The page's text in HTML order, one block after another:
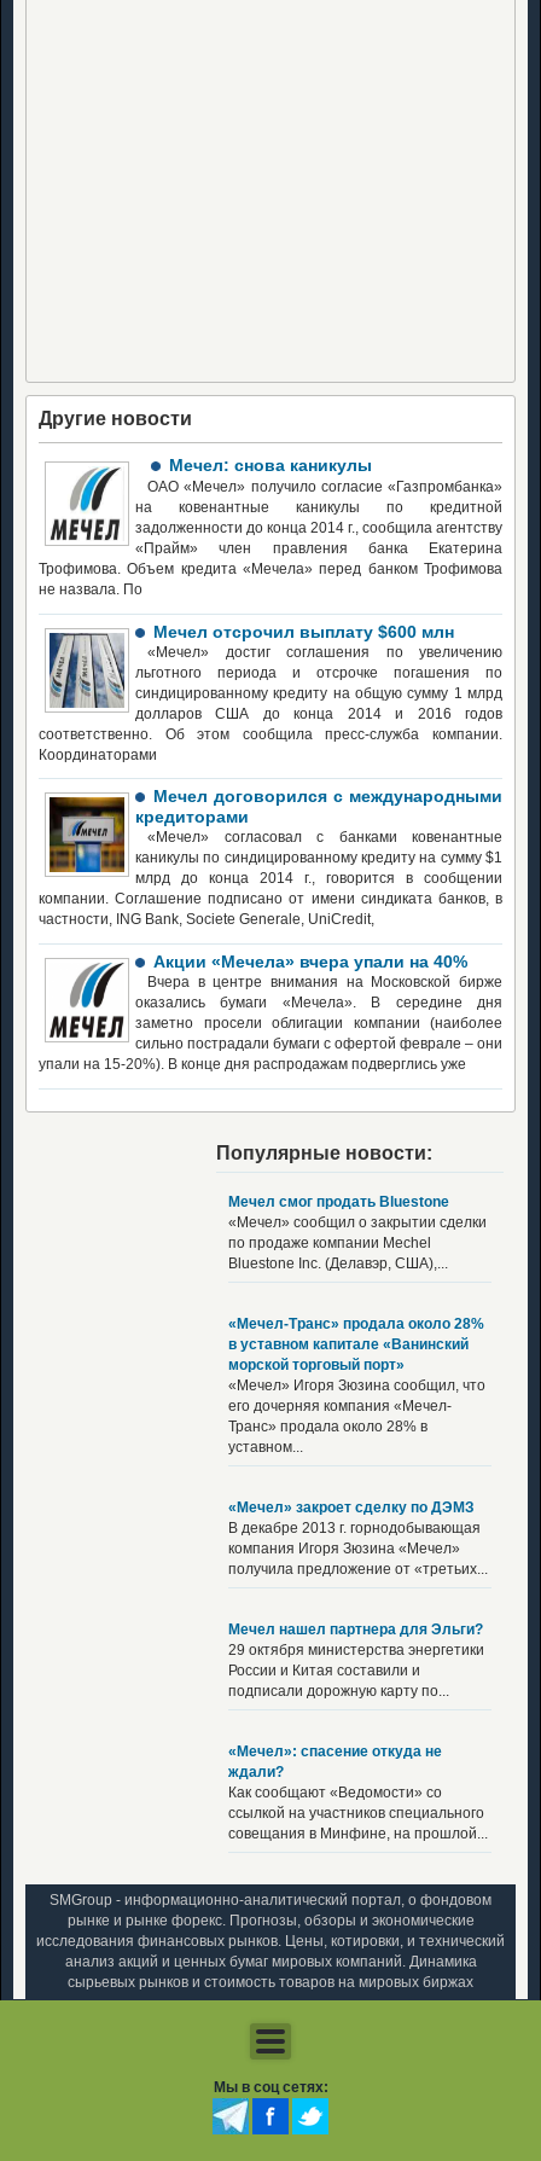
Другие новости
Мечел: снова каникулы
ОАО «Мечел» получило согласие «Газпромбанка»
на ковенантные каникулы по кредитной
задолженности до конца 2014 г., сообщила агентству
«Прайм» член правления банка Екатерина
Трофимова. Объем кредита «Мечела» перед банком Трофимова
не назвала. По
Мечел отсрочил выплату $600 млн
«Мечел» достиг соглашения по увеличению
льготного периода и отсрочке погашения по
синдицированному кредиту на общую сумму 1 млрд
долларов США до конца 2014 и 2016 годов
соответственно. Об этом сообщила пресс-служба компании.
Координаторами
Мечел договорился с международными
кредиторами
«Мечел» согласовал с банками ковенантные
каникулы по синдицированному кредиту на сумму $1
млрд до конца 2014 г., говорится в сообщении
компании. Соглашение подписано от имени синдиката банков, в
частности, ING Bank, Societe Generale, UniСredit,
Акции «Мечела» вчера упали на 40%
Вчера в центре внимания на Московской бирже
оказались бумаги «Мечела». В середине дня
заметно просели облигации компании (наиболее
сильно пострадали бумаги с офертой феврале – они
упали на 15-20%). В конце дня распродажам подверглись уже
Популярные новости:
Мечел смог продать Bluestone
«Мечел» сообщил о закрытии сделки
по продаже компании Mechel
Bluestone Inc. (Делавэр, США),...
«Мечел-Транс» продала около 28%
в уставном капитале «Ванинский
морской торговый порт»
«Мечел» Игоря Зюзина сообщил, что
его дочерняя компания «Мечел-
Транс» продала около 28% в
уставном...
«Мечел» закроет сделку по ДЭМЗ
В декабре 2013 г. горнодобывающая
компания Игоря Зюзина «Мечел»
получила предложение от «третьих...
Мечел нашел партнера для Эльги?
29 октября министерства энергетики
России и Китая составили и
подписали дорожную карту по...
«Мечел»: спасение откуда не
ждали?
Как сообщают «Ведомости» со
ссылкой на участников специального
совещания в Минфине, на прошлой...
SMGroup - информационно-аналитический портал, о фондовом
рынке и рынке форекс. Прогнозы, обзоры и экономические
исследования финансовых рынков. Цены, котировки, и технический
анализ акций и ценных бумаг мировых компаний. Динамика
сырьевых рынков и стоимость товаров на мировых биржах
Мы в соц сетях: